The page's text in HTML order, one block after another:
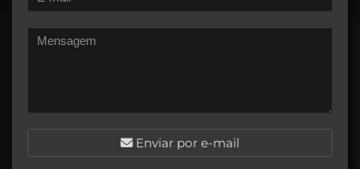
Enviar por e-mail